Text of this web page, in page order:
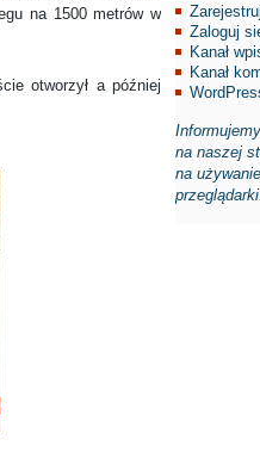
na 1500 metrów w
otworzył a później
Zaloguj
Kanał
Kanał
na naszej
na
przeglądarki.